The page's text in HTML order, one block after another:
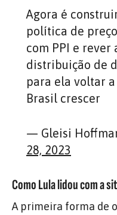
Agora é
política de
com PPI e rever
distribuição de
para ela voltar
Brasil crescer
— Gleisi
28, 2023
Como Lula lidou com a
A primeira forma de